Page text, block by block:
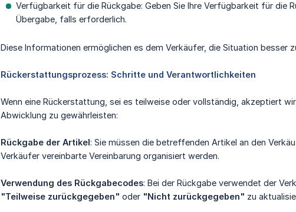
Verfügbarkeit für die Rückgabe: Geben Sie Ihre Verfügbarkeit für die
Übergabe, falls erforderlich.
Diese Informationen ermöglichen es dem Verkäufer, die Situation besser
Rückerstattungsprozess: Schritte und Verantwortlichkeiten
Wenn eine Rückerstattung, sei es teilweise oder vollständig, akzeptiert
Abwicklung zu gewährleisten:
Rückgabe der Artikel: Sie müssen die betreffenden Artikel an den
Verkäufer vereinbarte Vereinbarung organisiert werden.
Verwendung des Rückgabecodes: Bei der Rückgabe verwendet der
"Teilweise zurückgegeben" oder "Nicht zurückgegeben" zu